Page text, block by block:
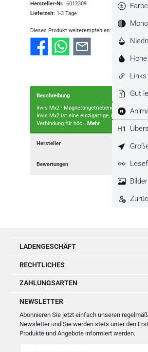
Hersteller-Nr.: 6012309
Lieferzeit: 1-3 Tage
Dieses Produkt weiterempfehlen:
Beschreibung
Invis Mx2 - Magnetangetriebene
Invis Mx2 ist eine einzigartige,
Verbindung für höc… Mehr
Hersteller
Bewertungen
LADENGESCHÄFT
RECHTLICHES
ZAHLUNGSARTEN
NEWSLETTER
Abonnieren Sie jetzt einfach unseren
Newsletter und Sie werden stets unter den
Produkte und Angebote informiert werden.
Gut